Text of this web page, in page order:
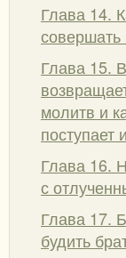
Глава 14.
совершать
Глава 15.
молитв и
поступает
Глава 16.
с
Глава 17.
будить